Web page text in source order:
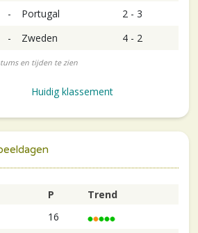
- Portugal
2 - 3
- Zweden 4 - 2
Huidig klassement
P
Trend
16